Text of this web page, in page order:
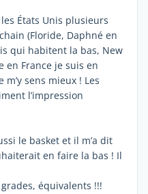
les États Unis plusieurs
(Floride, Daphné en
qui habitent la bas, New
en France je suis en
sens mieux ! Les
l’impression
le basket et il m’a dit
en faire la bas ! Il
équivalents !!!